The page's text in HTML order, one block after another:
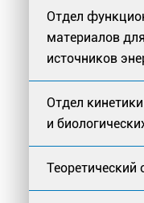
Отдел
материалов
источников
Отдел
и
Теоретический